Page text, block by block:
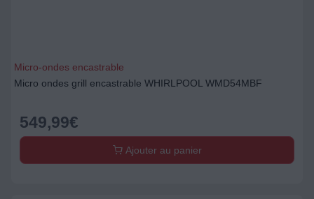
Micro-ondes encastrable
Micro ondes grill encastrable WHIRLPOOL WMD54MBF
549,99€
Ajouter au panier